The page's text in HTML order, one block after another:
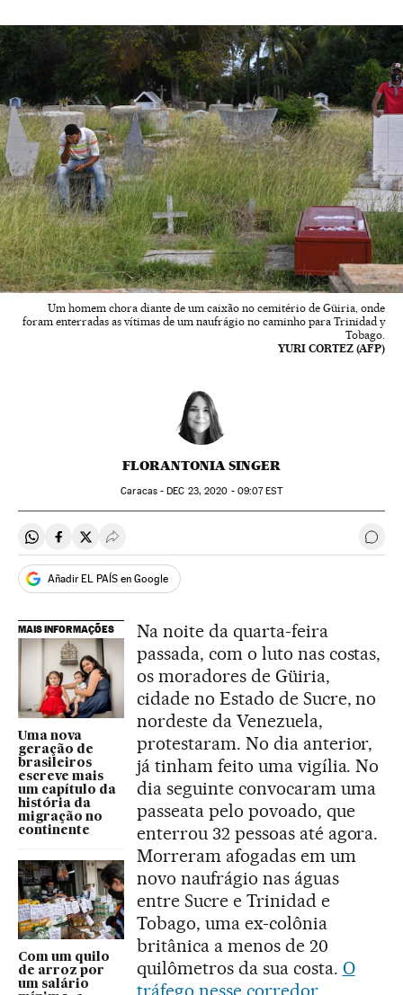
Um homem chora diante de um caixão no cemitério de Güiria, onde
foram enterradas as vítimas de um naufrágio no caminho para Trinidad y
Tobago.
YURI CORTEZ (AFP)
FLORANTONIA SINGER
Caracas - DEC 23, 2020 - 09:07EST
Compartir en Whatsapp
Compartir en Facebook
Compartir en Twitter
Desplegar Redes Sociales
Añadir EL PAÍS en Google
MAIS INFORMAÇÕES
Uma nova
geração de
brasileiros
escreve mais
um capítulo da
história da
migração no
continente
Com um quilo
de arroz por
um salário
Na noite da quarta-feira
passada, com o luto nas costas,
os moradores de Güiria,
cidade no Estado de Sucre, no
nordeste da Venezuela,
protestaram. No dia anterior,
já tinham feito uma vigília. No
dia seguinte convocaram uma
passeata pelo povoado, que
enterrou 32 pessoas até agora.
Morreram afogadas em um
novo naufrágio nas águas
entre Sucre e Trinidad e
Tobago, uma ex-colônia
britânica a menos de 20
quilômetros da sua costa. O
tráfego nesse corredor